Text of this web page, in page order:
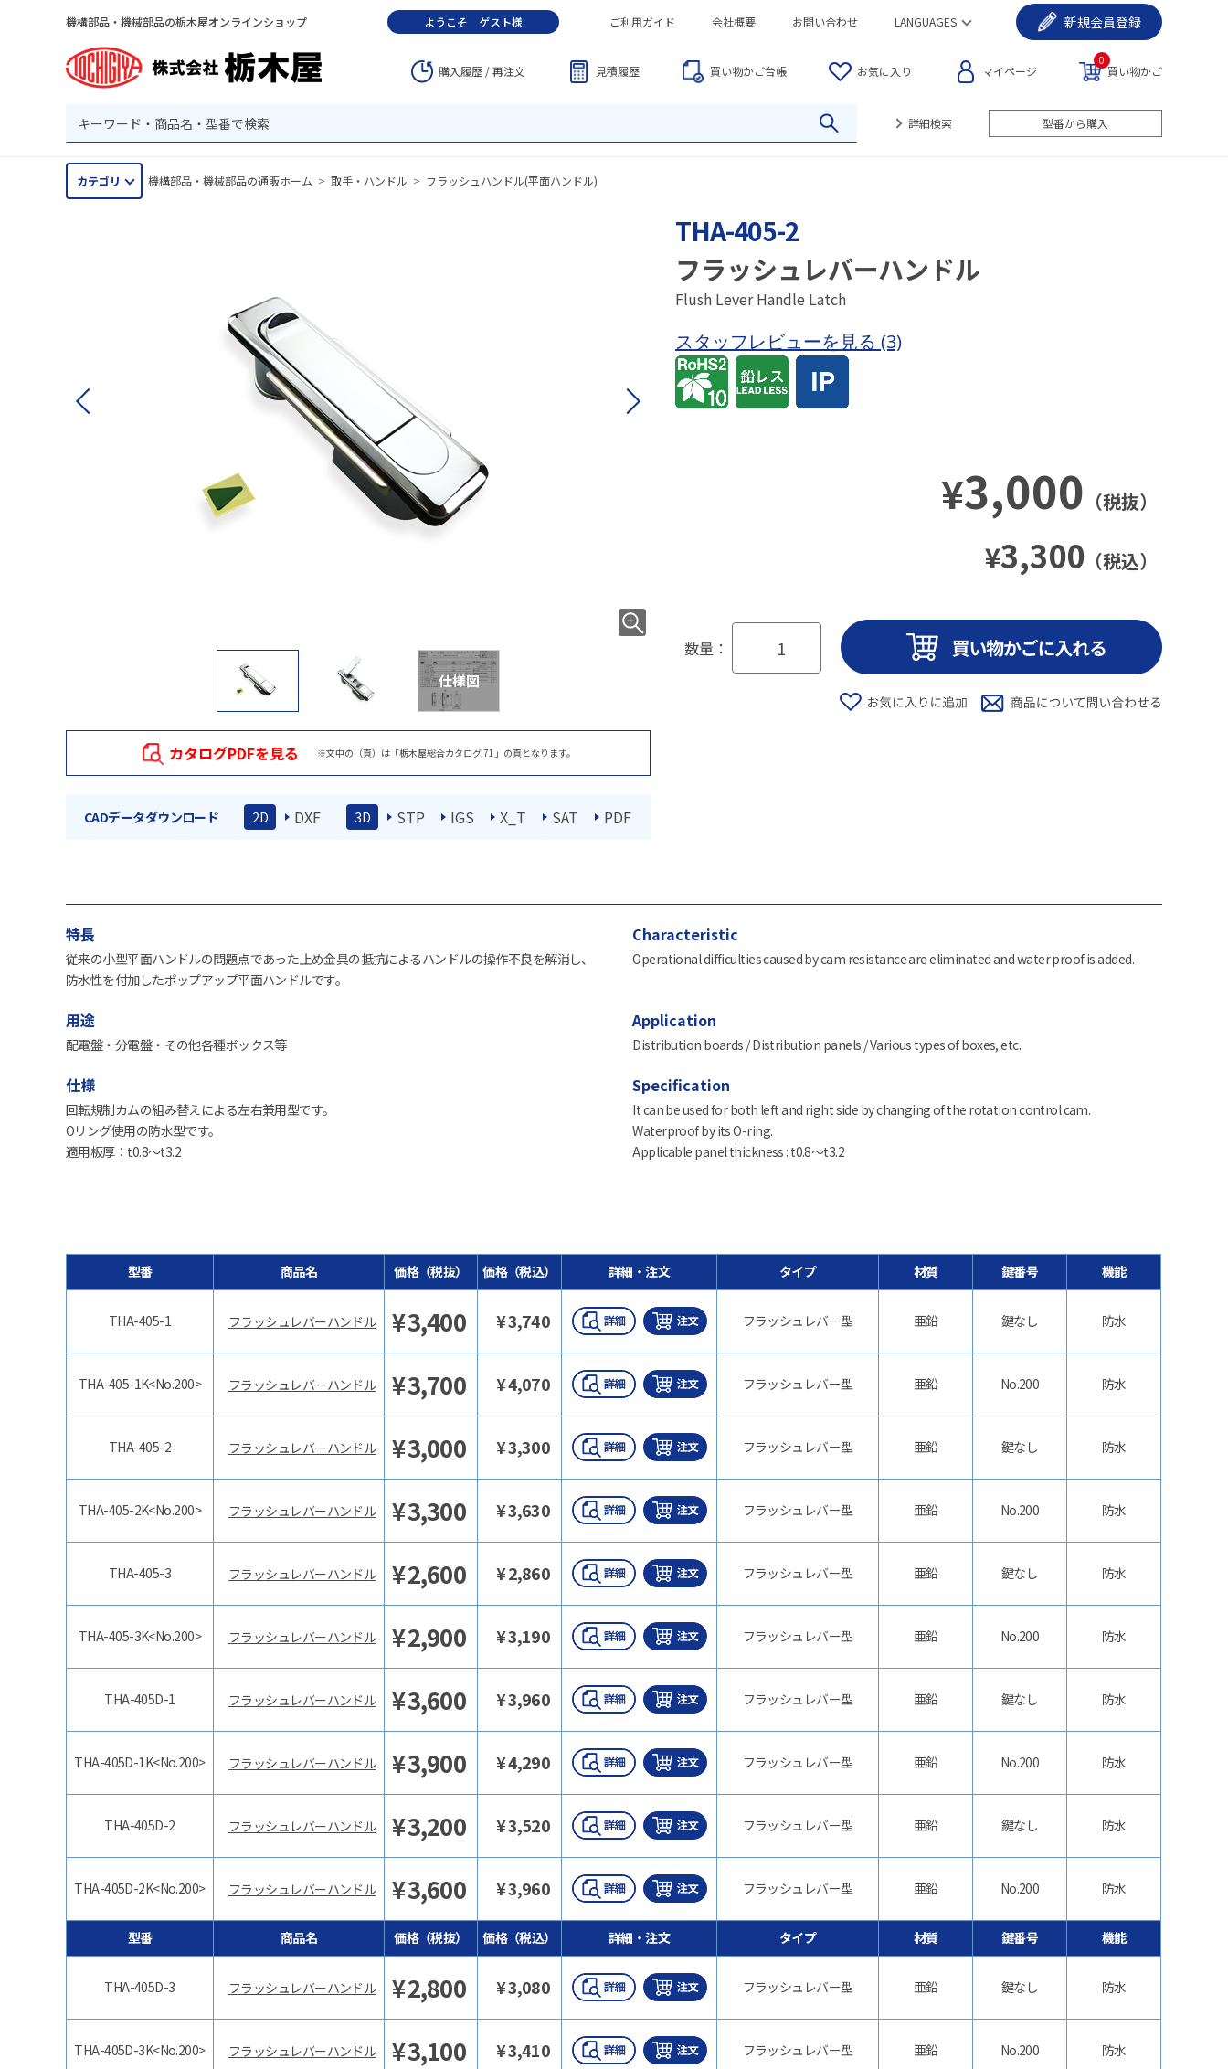
機構部品・機械部品の栃木屋オンラインショップ ようこそ ゲスト様 ご利用ガイド 会社概要 お問い合わせ LANGUAGES 新規会員登録
購入履歴 / 再注文 見積履歴 買い物かご台帳 お気に入り マイページ 買い物かご
0
詳細検索 型番から購入
カテゴリ 機構部品・機械部品の通販ホーム > 取手・ハンドル > フラッシュハンドル(平面ハンドル)
仕様図
カタログPDFを見る ※文中の（頁）は「栃木屋総合カタログ 71」の頁となります。
CADデータダウンロード 2D DXF 3D STP IGS X_T SAT PDF
THA-405-2
フラッシュレバーハンドル
Flush Lever Handle Latch
スタッフレビューを見る (3)
¥3,000 （税抜）
¥3,300 （税込）
数量：
特長
従来の小型平面ハンドルの問題点であった止め金具の抵抗によるハンドルの操作不良を解消し、
防水性を付加したポップアップ平面ハンドルです。
Characteristic
Operational difficulties caused by cam resistance are eliminated and water proof is added.
用途
配電盤・分電盤・その他各種ボックス等
Application
Distribution boards / Distribution panels / Various types of boxes, etc.
仕様
回転規制カムの組み替えによる左右兼用型です。
Oリング使用の防水型です。
適用板厚：t0.8～t3.2
Specification
It can be used for both left and right side by changing of the rotation control cam.
Waterproof by its O-ring.
Applicable panel thickness : t0.8～t3.2
型番 商品名 価格（税抜） 価格（税込） 詳細・注文
THA-405-1 フラッシュレバーハンドル ¥3,400 ¥3,740
THA-405-1K<No.200> フラッシュレバーハンドル ¥3,700 ¥4,070
THA-405-2 フラッシュレバーハンドル ¥3,000 ¥3,300
THA-405-2K<No.200> フラッシュレバーハンドル ¥3,300 ¥3,630
THA-405-3 フラッシュレバーハンドル ¥2,600 ¥2,860
THA-405-3K<No.200> フラッシュレバーハンドル ¥2,900 ¥3,190
THA-405D-1 フラッシュレバーハンドル ¥3,600 ¥3,960
THA-405D-1K<No.200> フラッシュレバーハンドル ¥3,900 ¥4,290
THA-405D-2 フラッシュレバーハンドル ¥3,200 ¥3,520
THA-405D-2K<No.200> フラッシュレバーハンドル ¥3,600 ¥3,960
型番 商品名 価格（税抜） 価格（税込） 詳細・注文
THA-405D-3 フラッシュレバーハンドル ¥2,800 ¥3,080
THA-405D-3K<No.200> フラッシュレバーハンドル ¥3,100 ¥3,410
タイプ 材質 鍵番号 機能
フラッシュレバー型 亜鉛 鍵なし 防水
フラッシュレバー型 亜鉛 No.200 防水
フラッシュレバー型 亜鉛 鍵なし 防水
フラッシュレバー型 亜鉛 No.200 防水
フラッシュレバー型 亜鉛 鍵なし 防水
フラッシュレバー型 亜鉛 No.200 防水
フラッシュレバー型 亜鉛 鍵なし 防水
フラッシュレバー型 亜鉛 No.200 防水
フラッシュレバー型 亜鉛 鍵なし 防水
フラッシュレバー型 亜鉛 No.200 防水
タイプ 材質 鍵番号 機能
フラッシュレバー型 亜鉛 鍵なし 防水
フラッシュレバー型 亜鉛 No.200 防水